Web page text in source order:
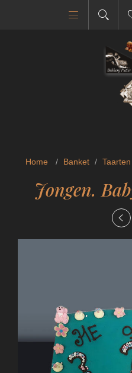
Home / Banket / Taarten
Jongen.